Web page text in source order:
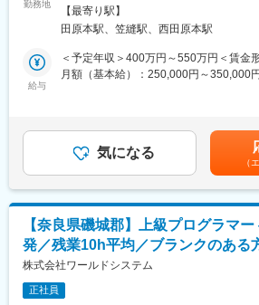
■入社後の研修：
中途採用では珍しい手厚い新人研修あり
阪市内の会場で開催します。※通勤不可
職種共通導入研修（7日間）：
オンライン研修と集合研修を組み合わせ
テクニカルスキルを学べます。
ただし、営業戦略上の理由から、別の
だく事もございます。
変更の範囲：原則採用時の業務内容を変
人のキャリアアップに伴う業務内容・役
■業務概要：
プログラマーとして2026年リリース予
ムの開発において、自社の開発体制を強
ラマーを採用します。
＜自社パッケージについて＞
・産業廃棄物の運搬業向けの業務システ
各業種や地域の組合や顧客とのつなが
ついては販路も複数あり2026年リリー
ります。
<開発環境>
勤務地
【最寄り駅】
田原本駅、笠縫駅、西田原本駅
給与
＜予定年収＞400万円～550万円＜賃金
月額（基本給）：250,000円～350,000
はあくまでも目安の金額であり、選考
あります。月給(月額)は固定手当を含め
気になる
（
【奈良県磯城郡】上級プログラマ
発／残業10h平均／ブランクのある
株式会社ワールドシステム
正社員